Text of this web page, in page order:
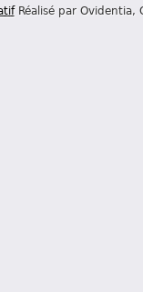
Réalisé par Ovidentia,